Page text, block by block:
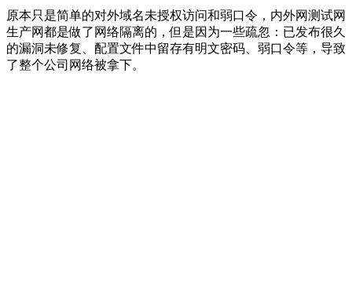
原本只是简单的对外域名未授权访问和弱口令，内外网测试网
生产网都是做了网络隔离的，但是因为一些疏忽：已发布很久
的漏洞未修复、配置文件中留存有明文密码、弱口令等，导致
了整个公司网络被拿下。